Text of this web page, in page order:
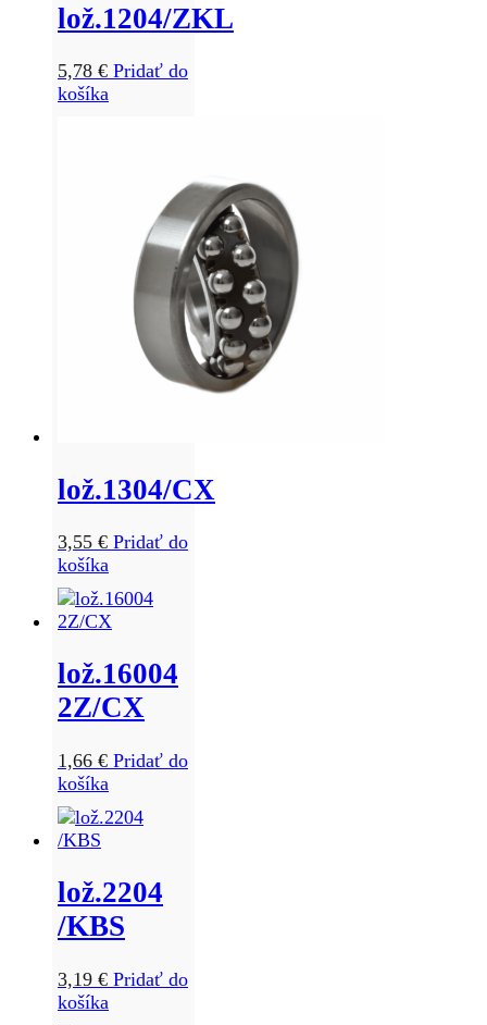
lož.1204/ZKL
5,78 € Pridať do
košíka
lož.1304/CX
3,55 € Pridať do
košíka
lož.16004
2Z/CX
1,66 € Pridať do
košíka
lož.2204
/KBS
3,19 € Pridať do
košíka